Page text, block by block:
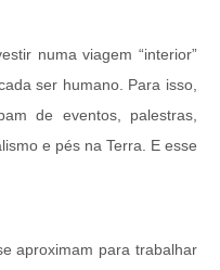
numa viagem “interior”
ser humano. Para isso,
de eventos, palestras,
e pés na Terra. E esse
aproximam para trabalhar